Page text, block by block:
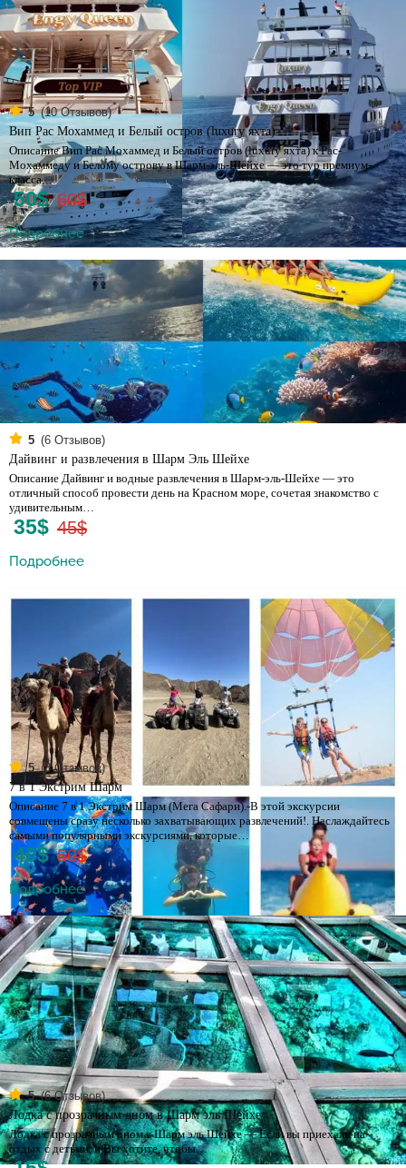
5 (10Отзывов)
Вип Рас Мохаммед и Белый остров (luxury яхта)
Описание Вип Рас Мохаммед и Белый остров (luxury яхта) к Рас-
Мохаммеду и Белому острову в Шарм-эль-Шейхе — это тур премиум-
класса,…
50$ 60$
Подробнее
5 (6Отзывов)
Дайвинг и развлечения в Шарм Эль Шейхе
Описание Дайвинг и водные развлечения в Шарм-эль-Шейхе — это
отличный способ провести день на Красном море, сочетая знакомство с
удивительным…
35$ 45$
Подробнее
5 (3Отзывов)
7 в 1 Экстрим Шарм
Описание 7 в 1 Экстрим Шарм (Мега Сафари).-В этой экскурсии
совмещены сразу несколько захватывающих развлечений!. Наслаждайтесь
самыми популярными экскурсиями, которые…
40$ 50$
Подробнее
5 (6Отзывов)
Лодка с прозрачным дном в Шарм эль Шейхе
Лодка с прозрачным дном в Шарм эль Шейхе — Если вы приехали на
отдых с детьми, и Вы хотите, чтобы…